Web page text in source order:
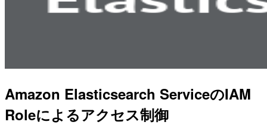
Amazon Elasticsearch ServiceのIAM
Roleによるアクセス制御